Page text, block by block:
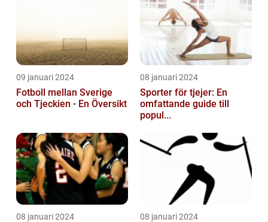
09 januari 2024
Fotboll mellan Sverige
och Tjeckien - En Översikt
08 januari 2024
Sporter för tjejer: En
omfattande guide till
popul...
08 januari 2024 08 januari 2024